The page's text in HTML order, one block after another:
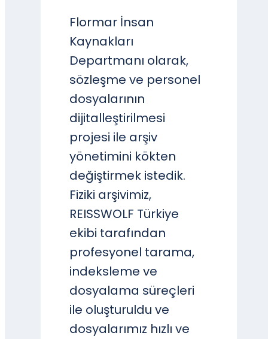
Flormar İnsan
Kaynakları
Departmanı olarak,
sözleşme ve personel
dosyalarının
dijitalleştirilmesi
projesi ile arşiv
yönetimini kökten
değiştirmek istedik.
Fiziki arşivimiz,
REISSWOLF Türkiye
ekibi tarafından
profesyonel tarama,
indeksleme ve
dosyalama süreçleri
ile oluşturuldu ve
dosyalarımız hızlı ve